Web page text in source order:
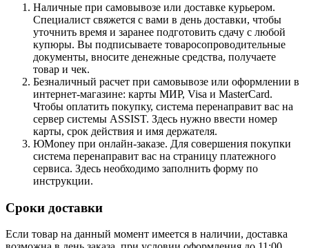
Наличные при самовывозе или доставке курьером.
Специалист свяжется с вами в день доставки, чтобы
уточнить время и заранее подготовить сдачу с любой
купюры. Вы подписываете товаросопроводительные
документы, вносите денежные средства, получаете
товар и чек.
Безналичный расчет при самовывозе или оформлении в
интернет-магазине: карты МИР, Visa и MasterCard.
Чтобы оплатить покупку, система перенаправит вас на
сервер системы ASSIST. Здесь нужно ввести номер
карты, срок действия и имя держателя.
ЮMoney при онлайн-заказе. Для совершения покупки
система перенаправит вас на страницу платежного
сервиса. Здесь необходимо заполнить форму по
инструкции.
Сроки доставки
Если товар на данный момент имеется в наличии, доставка